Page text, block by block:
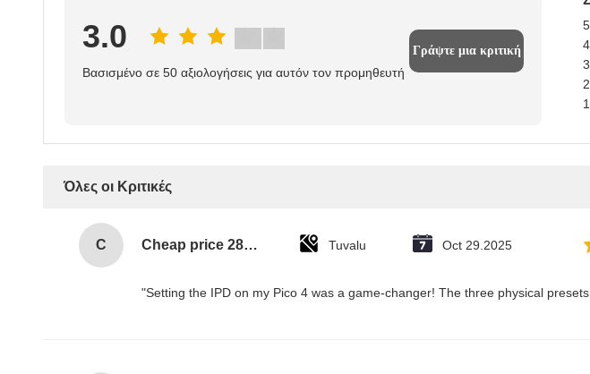
3.0
Βασισμένο σε 50 αξιολογήσεις για αυτόν τον προμηθευτή
Γράψτε μια κριτική
Όλες οι Κριτικές
C Cheap price 28mm Aluminium Curtain Rod 1.2mm thickness with plastic final Tuvalu Oct 29.2025
"Setting the IPD on my Pico 4 was a game-changer! The three physical